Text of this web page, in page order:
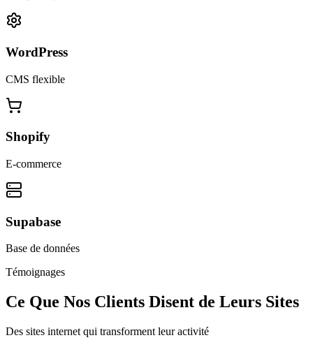
WordPress
CMS flexible
Shopify
E-commerce
Supabase
Base de données
Témoignages
Ce Que Nos Clients Disent de Leurs Sites
Des sites internet qui transforment leur activité